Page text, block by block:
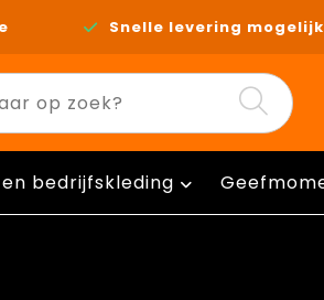
Snelle levering mogelijk
bedrijfskleding